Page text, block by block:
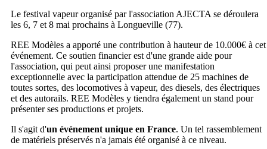
Le festival vapeur organisé par l'association AJECTA se déroulera
les 6, 7 et 8 mai prochains à Longueville (77).
REE Modèles a apporté une contribution à hauteur de 10.000€ à cet
événement. Ce soutien financier est d'une grande aide pour
l'association, qui peut ainsi proposer une manifestation
exceptionnelle avec la participation attendue de 25 machines de
toutes sortes, des locomotives à vapeur, des diesels, des électriques
et des autorails. REE Modèles y tiendra également un stand pour
présenter ses productions et projets.
Il s'agit d'un événement unique en France. Un tel rassemblement
de matériels préservés n'a jamais été organisé à ce niveau.